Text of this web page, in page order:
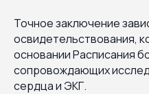
Точное заключение
освидетельствования,
основании Расписания
сопровождающих
сердца и ЭКГ.